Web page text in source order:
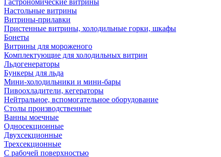
Гастрономические витрины
Настольные витрины
Витрины-прилавки
Пристенные витрины, холодильные горки, шкафы
Бонеты
Витрины для мороженого
Комплектующие для холодильных витрин
Льдогенераторы
Бункеры для льда
Мини-холодильники и мини-бары
Пивоохладители, кегераторы
Нейтральное, вспомогательное оборудование
Столы производственные
Ванны моечные
Односекционные
Двухсекционные
Трехсекционные
С рабочей поверхностью